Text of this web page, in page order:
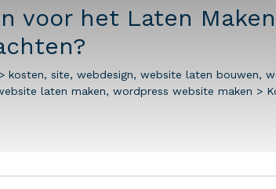
voor het Laten
kosten, site, webdesign, website laten bouwen,
laten maken, wordpress website maken >